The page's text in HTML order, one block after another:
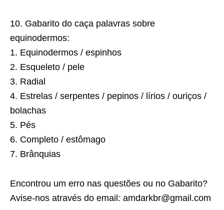
10. Gabarito do caça palavras sobre
equinodermos:
1. Equinodermos / espinhos
2. Esqueleto / pele
3. Radial
4. Estrelas / serpentes / pepinos / lírios / ouriços /
bolachas
5. Pés
6. Completo / estômago
7. Brânquias
Encontrou um erro nas questões ou no Gabarito?
Avise-nos através do email: amdarkbr@gmail.com